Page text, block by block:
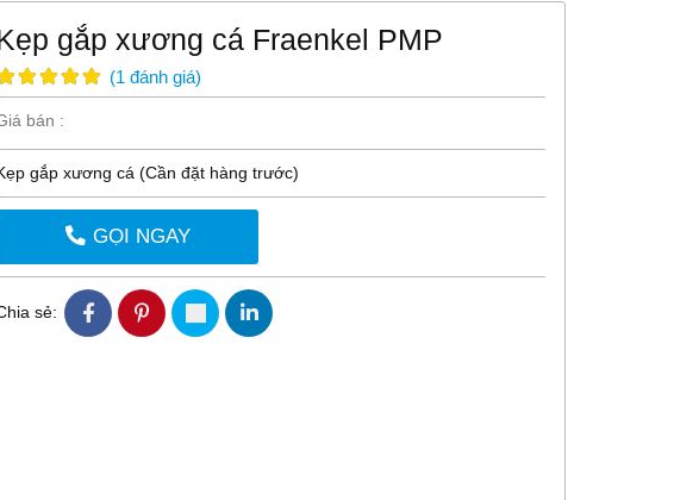
gắp xương cá Fraenkel PMP
(1đánh giá)
bán :
gắp xương cá (Cần đặt hàng trước)
GỌI NGAY
sẻ: